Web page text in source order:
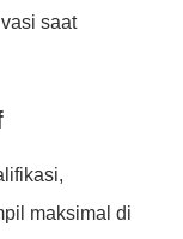
saat
maksimal di